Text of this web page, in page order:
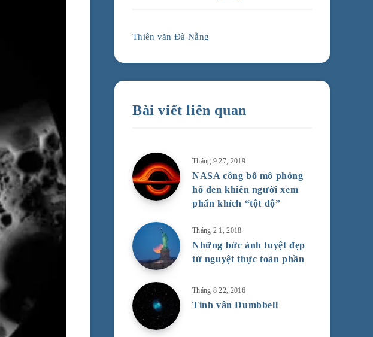
Thiên văn Đà Nẵng
Bài viết liên quan
Tháng 9 27, 2019
NASA công bố mô phỏng
hố đen khiến người xem
phấn khích “tột độ”
Tháng 2 1, 2018
Những bức ảnh tuyệt đẹp
từ nguyệt thực toàn phần
Tháng 8 22, 2016
Tinh vân Dumbbell